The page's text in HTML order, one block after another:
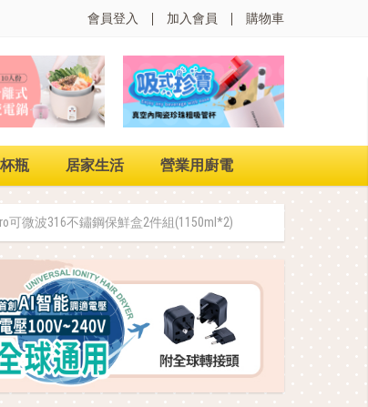
會員登入 加入會員 購物車
瓶 居家生活 營業用廚電
可微波316不鏽鋼保鮮盒2件組(1150ml*2)